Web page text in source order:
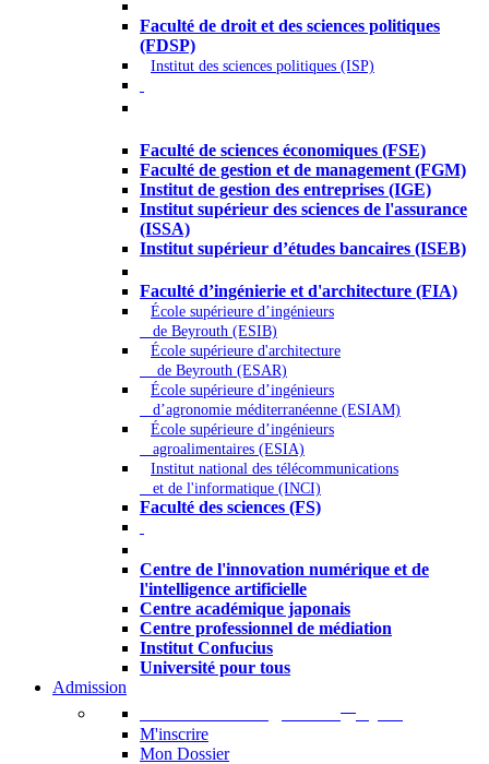
Faculté de droit et des sciences politiques
(FDSP)
Institut des sciences politiques (ISP)
Faculté de sciences économiques (FSE)
Faculté de gestion et de management (FGM)
Institut de gestion des entreprises (IGE)
Institut supérieur des sciences de l'assurance
(ISSA)
Institut supérieur d’études bancaires (ISEB)
Faculté d’ingénierie et d'architecture (FIA)
École supérieure d’ingénieurs
de Beyrouth (ESIB)
École supérieure d'architecture
de Beyrouth (ESAR)
École supérieure d’ingénieurs
d’agronomie méditerranéenne (ESIAM)
École supérieure d’ingénieurs
agroalimentaires (ESIA)
Institut national des télécommunications
et de l'informatique (INCI)
Faculté des sciences (FS)
Centre de l'innovation numérique et de
l'intelligence artificielle
Centre académique japonais
Centre professionnel de médiation
Institut Confucius
Université pour tous
Admission
M'inscrire
Mon Dossier